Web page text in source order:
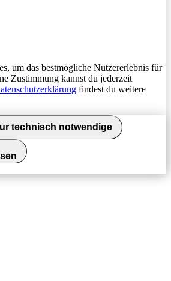
um das bestmögliche Nutzererlebnis für
Zustimmung kannst du jederzeit
findest du weitere
technisch notwendige